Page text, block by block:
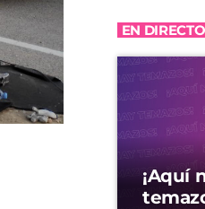
EN DIRECTO
¡Aquí